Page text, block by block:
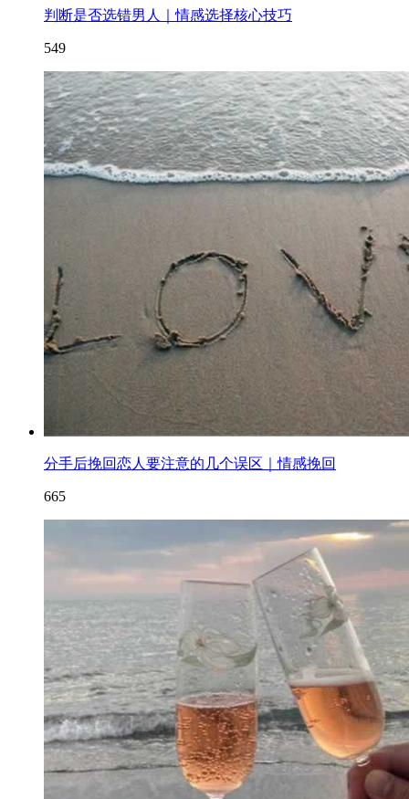
判断是否选错男人｜情感选择核心技巧
549
分手后挽回恋人要注意的几个误区｜情感挽回
665